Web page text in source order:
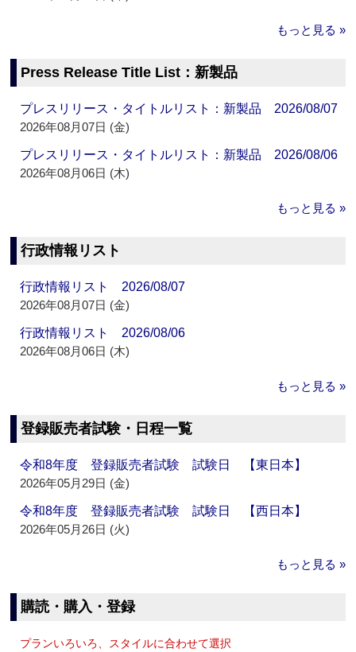
もっと見る »
Press Release Title List：新製品
プレスリリース・タイトルリスト：新製品 2026/08/07
2026年08月07日 (金)
プレスリリース・タイトルリスト：新製品 2026/08/06
2026年08月06日 (木)
もっと見る »
行政情報リスト
行政情報リスト 2026/08/07
2026年08月07日 (金)
行政情報リスト 2026/08/06
2026年08月06日 (木)
もっと見る »
登録販売者試験・日程一覧
令和8年度 登録販売者試験 試験日 【東日本】
2026年05月29日 (金)
令和8年度 登録販売者試験 試験日 【西日本】
2026年05月26日 (火)
もっと見る »
購読・購入・登録
プランいろいろ、スタイルに合わせて選択